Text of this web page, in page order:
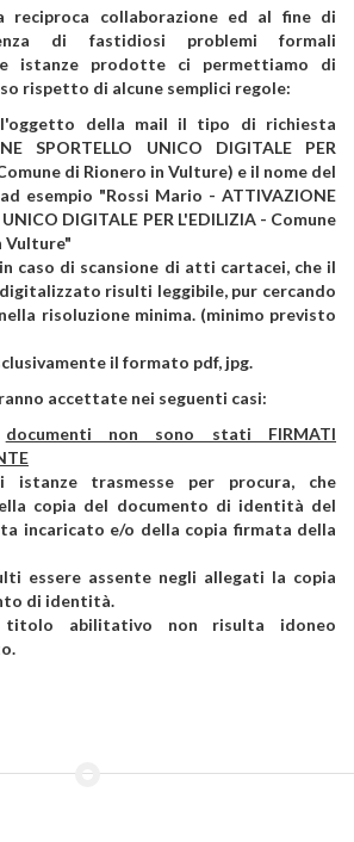
reciproca collaborazione ed al fine di
di fastidiosi problemi formali
istanze prodotte ci permettiamo di
rispetto di alcune semplici regole:
della mail il tipo di richiesta
SPORTELLO UNICO DIGITALE PER
di Rionero in Vulture) e il nome del
esempio "Rossi Mario - ATTIVAZIONE
DIGITALE PER L'EDILIZIA - Comune
Vulture"
caso di scansione di atti cartacei, che il
risulti leggibile, pur cercando
risoluzione minima. (minimo previsto
il formato pdf, jpg.
accettate nei seguenti casi:
documenti non sono stati FIRMATI
istanze trasmesse per procura, che
copia del documento di identità del
incaricato e/o della copia firmata della
essere assente negli allegati la copia
di identità.
titolo abilitativo non risulta idoneo